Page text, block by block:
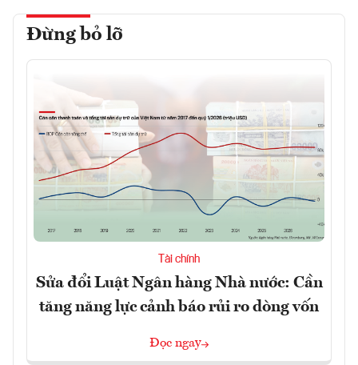
Đừng bỏ lỡ
Tài chính
Sửa đổi Luật Ngân hàng Nhà nước: Cần
tăng năng lực cảnh báo rủi ro dòng vốn
Đọc ngay